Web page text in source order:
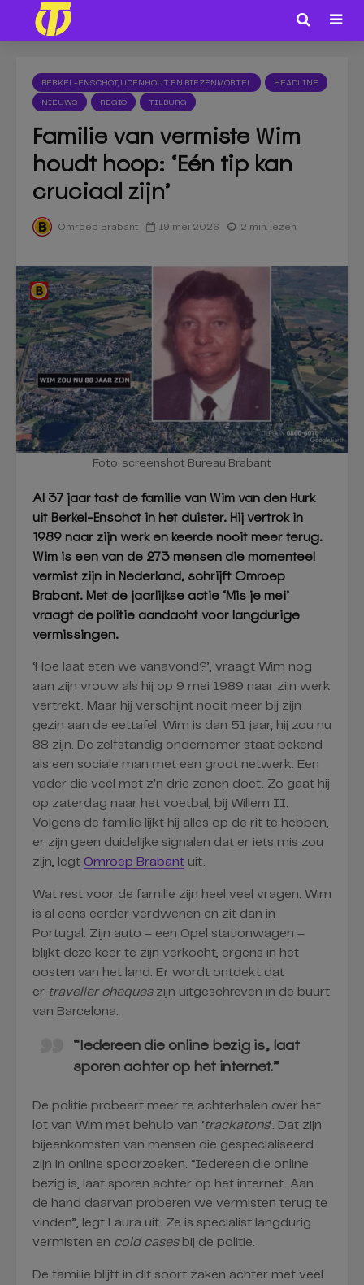
BERKEL-ENSCHOT, UDENHOUT EN BIEZENMORTEL HEADLINE
NIEUWS REGIO TILBURG
Familie van vermiste Wim
houdt hoop: ‘Eén tip kan
cruciaal zijn’
Omroep Brabant 19 mei 2026 2 min. lezen
Foto: screenshot Bureau Brabant
Al 37 jaar tast de familie van Wim van den Hurk
uit Berkel-Enschot in het duister. Hij vertrok in
1989 naar zijn werk en keerde nooit meer terug.
Wim is een van de 273 mensen die momenteel
vermist zijn in Nederland, schrijft Omroep
Brabant. Met de jaarlijkse actie ‘Mis je mei’
vraagt de politie aandacht voor langdurige
vermissingen.
‘Hoe laat eten we vanavond?’, vraagt Wim nog
aan zijn vrouw als hij op 9 mei 1989 naar zijn werk
vertrekt. Maar hij verschijnt nooit meer bij zijn
gezin aan de eettafel. Wim is dan 51 jaar, hij zou nu
88 zijn. De zelfstandig ondernemer staat bekend
als een sociale man met een groot netwerk. Een
vader die veel met z’n drie zonen doet. Zo gaat hij
op zaterdag naar het voetbal, bij Willem II.
Volgens de familie lijkt hij alles op de rit te hebben,
er zijn geen duidelijke signalen dat er iets mis zou
zijn, legt Omroep Brabant uit.
Wat rest voor de familie zijn heel veel vragen. Wim
is al eens eerder verdwenen en zit dan in
Portugal. Zijn auto – een Opel stationwagen –
blijkt deze keer te zijn verkocht, ergens in het
oosten van het land. Er wordt ontdekt dat
er traveller chequeszijn uitgeschreven in de buurt
van Barcelona.
“Iedereen die online bezig is, laat
sporen achter op het internet.”
De politie probeert meer te achterhalen over het
lot van Wim met behulp van ‘trackatons’. Dat zijn
bijeenkomsten van mensen die gespecialiseerd
zijn in online spoorzoeken. “Iedereen die online
bezig is, laat sporen achter op het internet. Aan
de hand daarvan proberen we vermisten terug te
vinden”, legt Laura uit. Ze is specialist langdurig
vermisten en cold casesbij de politie.
De familie blijft in dit soort zaken achter met veel